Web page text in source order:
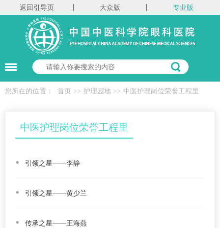
返回引导页 大众版 专业版
您所在的位置： 首页 >> 护理园地 >> 中医护理岗位荣誉工程里
中医护理岗位荣誉工程里
引领之星——李静
引领之星——黄少兰
传承之星——王海燕